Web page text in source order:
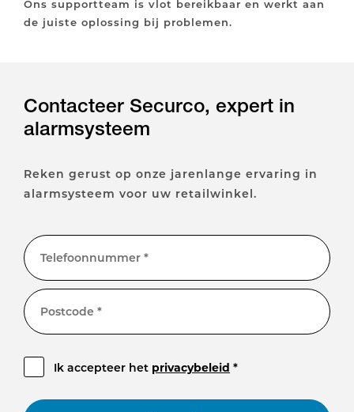
Ons supportteam is vlot bereikbaar en werkt aan
de juiste oplossing bij problemen.
Contacteer Securco, expert in
alarmsysteem
Reken gerust op onze jarenlange ervaring in
alarmsysteem voor uw retailwinkel.
Telefoonnummer *
Postcode *
Ik accepteer het privacybeleid *